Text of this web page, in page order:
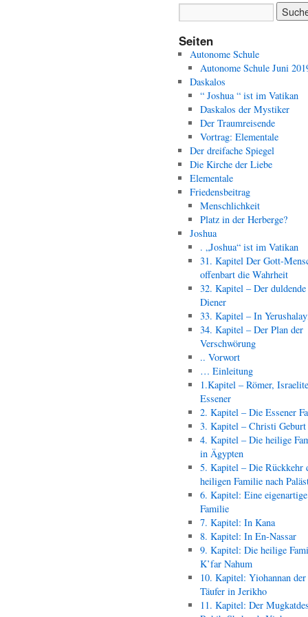
Seiten
Autonome Schule
Autonome Schule Juni
Daskalos
“ Joshua “ ist im Vatikan
Daskalos der Mystiker
Der Traumreisende
Vortrag: Elementale
Der dreifache Spiegel
Die Kirche der Liebe
Elementale
Friedensbeitrag
Menschlichkeit
Platz in der Herberge?
Joshua
. „Joshua“ ist im Vatikan
31. Kapitel Der Gott-
offenbart die Wahrheit
32. Kapitel – Der duldende
Diener
33. Kapitel – In
34. Kapitel – Der Plan der
Verschwörung
.. Vorwort
… Einleitung
1.Kapitel – Römer,
Essener
2. Kapitel – Die Essener
3. Kapitel – Christi Geburt
4. Kapitel – Die heilige
in Ägypten
5. Kapitel – Die Rückkehr
heiligen Familie nach
6. Kapitel: Eine eigenartige
Familie
7. Kapitel: In Kana
8. Kapitel: In En-Nassar
9. Kapitel: Die heilige
K’far Nahum
10. Kapitel: Yiohannan der
Täufer in Jerikho
11. Kapitel: Der